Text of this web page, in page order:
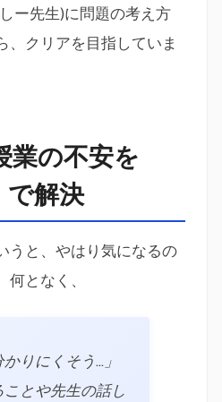
ー先生)に問題の考え方
、クリアを目指していま
業の不安を
で解決
うと、やはり気になるの
となく、
りにくそう…」
ことや先生の話し